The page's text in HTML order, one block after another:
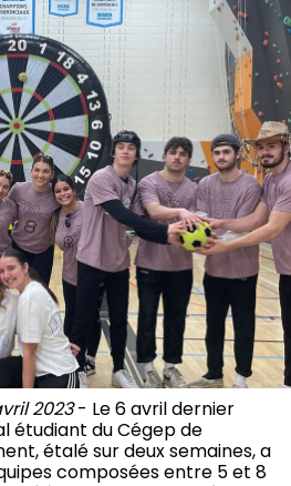
2023- Le 6 avril dernier
étudiant du Cégep de
étalé sur deux semaines, a
composées entre 5 et 8